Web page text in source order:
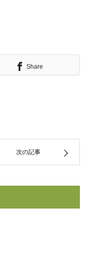
Share
次の記事